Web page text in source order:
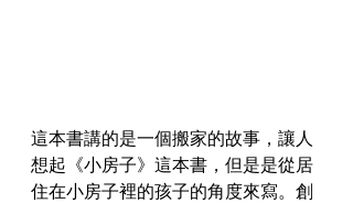
這本書講的是一個搬家的故事，讓人
想起《小房子》這本書，但是是從居
住在小房子裡的孩子的角度來寫。創